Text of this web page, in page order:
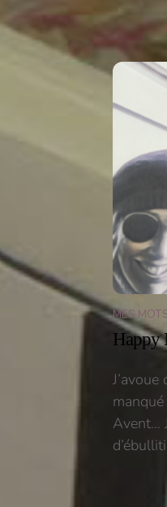
MES
Happy
Avent…